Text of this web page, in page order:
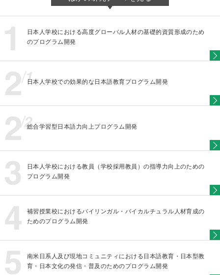
日本人学校における高度グローバル人材の基礎的資質形成のため
のプログラム開発
日本人学校での効果的な日本語教育プログラム開発
総合学習型日本語力向上プログラム開発
日本人学校における教員（学校採用教員）の指導力向上のための
プログラム開発
補習授業校におけるバイリンガル・バイカルチュラル人材育成の
ためのプログラム開発
南米日系人及び現地コミュニティにおける日本語教育・日本型教
育・日本文化の発信・普及のためのプログラム開発